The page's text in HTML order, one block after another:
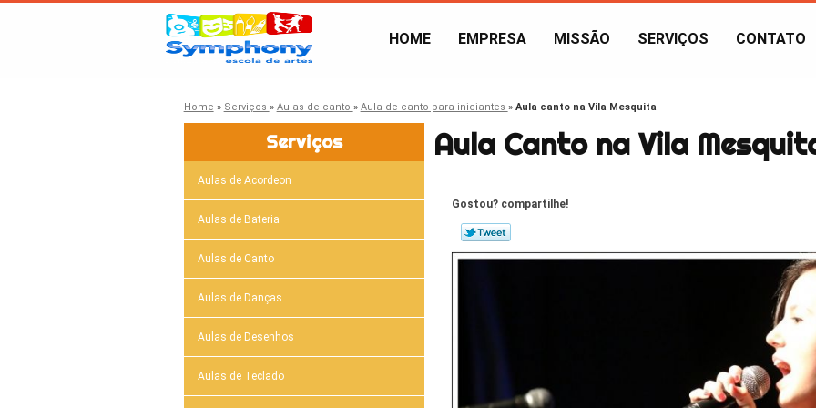
HOME EMPRESA MISSÃO SERVIÇOS CONTATO
Home » Serviços » Aulas de canto » Aula de canto para iniciantes » Aula canto na Vila Mesquita
Serviços
Aulas de Acordeon
Aulas de Bateria
Aulas de Canto
Aulas de Danças
Aulas de Desenhos
Aulas de Teclado
Aula Canto na Vila
Gostou? compartilhe!